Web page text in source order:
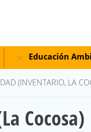
Educación
(INVENTARIO, LA
Cocosa)